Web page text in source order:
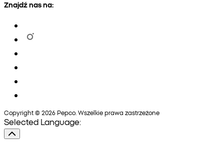
Znajdź nas na:
Copyright © 2026 Pepco. Wszelkie prawa zastrzeżone
Selected Language: